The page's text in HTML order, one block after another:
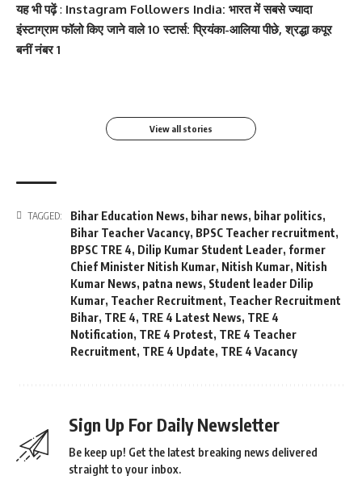
यह भी पढ़ें: Instagram Followers India: भारत में सबसे ज्यादा
इंस्टाग्राम फॉलो किए जाने वाले 10 स्टार्स: प्रियंका-आलिया पीछे, श्रद्धा कपूर
बनीं नंबर 1
सोनम कपूर ने शर्ट के बटन
खोलकर बेबी बंप फ्लॉन्ट किया
श्वेता तिवारी ने सोशल मीडिया
पर फिर लगाई आग, फोटो तेजी
Salman Khan की बर्थडे
पार्टी में लगा सितारों का मेला,
श्वेता तिवारी ने सोशल मीडिया
View all stories
TAGGED: Bihar Education News, bihar news, bihar politics,
Bihar Teacher Vacancy, BPSC Teacher recruitment,
BPSC TRE 4, Dilip Kumar Student Leader, former
Chief Minister Nitish Kumar, Nitish Kumar, Nitish
Kumar News, patna news, Student leader Dilip
Kumar, Teacher Recruitment, Teacher Recruitment
Bihar, TRE 4, TRE 4 Latest News, TRE 4
Notification, TRE 4 Protest, TRE 4 Teacher
Recruitment, TRE 4 Update, TRE 4 Vacancy
Sign Up For Daily Newsletter
Be keep up! Get the latest breaking news delivered
straight to your inbox.